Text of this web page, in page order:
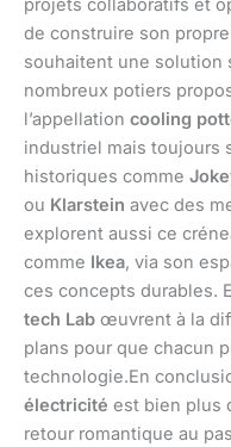
projets collaboratifs et
de construire son
souhaitent une solution
nombreux potiers
l’appellation cooling
industriel mais toujours
historiques comme
ou Klarstein avec des
explorent aussi ce
comme Ikea, via son
ces concepts durables.
tech Lab œuvrent à la
plans pour que chacun
technologie.En
électricité est bien plus
retour romantique au